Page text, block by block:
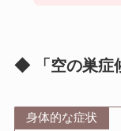
◆ 「空の巣症
身体的な症状